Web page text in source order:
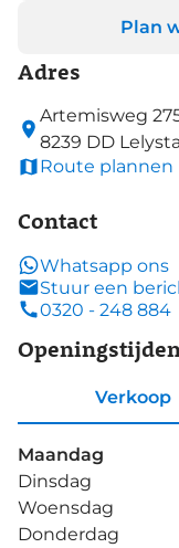
Adres
Artemisweg
8239 DD
Route plannen
Contact
Whatsapp ons
Stuur een
0320 - 248 884
Plan
Verkoop
Maandag
Dinsdag
Woensdag
Donderdag